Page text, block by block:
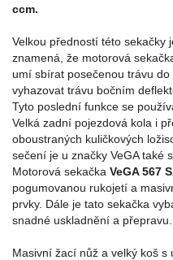
ccm.
Velkou předností této sekačky
znamená, že motorová
umí sbírat posečenou trávu
vyhazovat trávu bočním
Tyto poslední funkce se
Velká zadní pojezdová kola i
oboustraných kuličkových
sečení je u značky VeGA také
Motorová sekačka VeGA 567
pogumovanou rukojetí a
prvky. Dále je tato sekačka
snadné uskladnění a přepravu.
Masivní žací nůž a velký koš